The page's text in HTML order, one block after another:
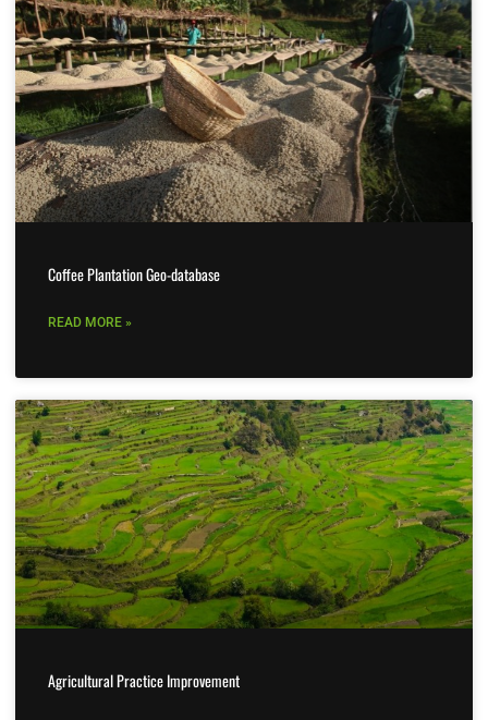
Coffee Plantation Geo-database
READ MORE »
Agricultural Practice Improvement